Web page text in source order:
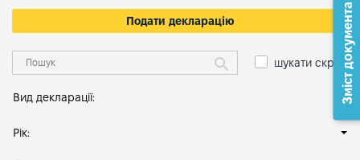
Подати декларацію
шукати скрізь
Вид декларації:
Рік:
Зміст документа